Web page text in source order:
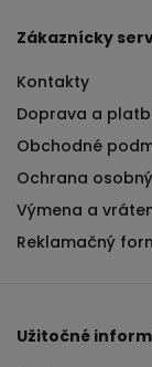
Zákaznícky
Kontakty
Doprava a
Obchodné
Ochrana
Výmena a
Reklamačný
Užitočné